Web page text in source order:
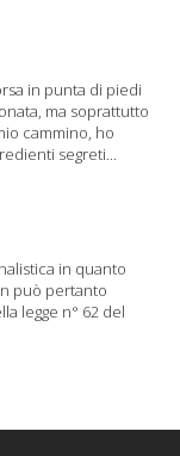
in punta di piedi
ma soprattutto
cammino, ho
segreti...
in quanto
può pertanto
legge n° 62 del